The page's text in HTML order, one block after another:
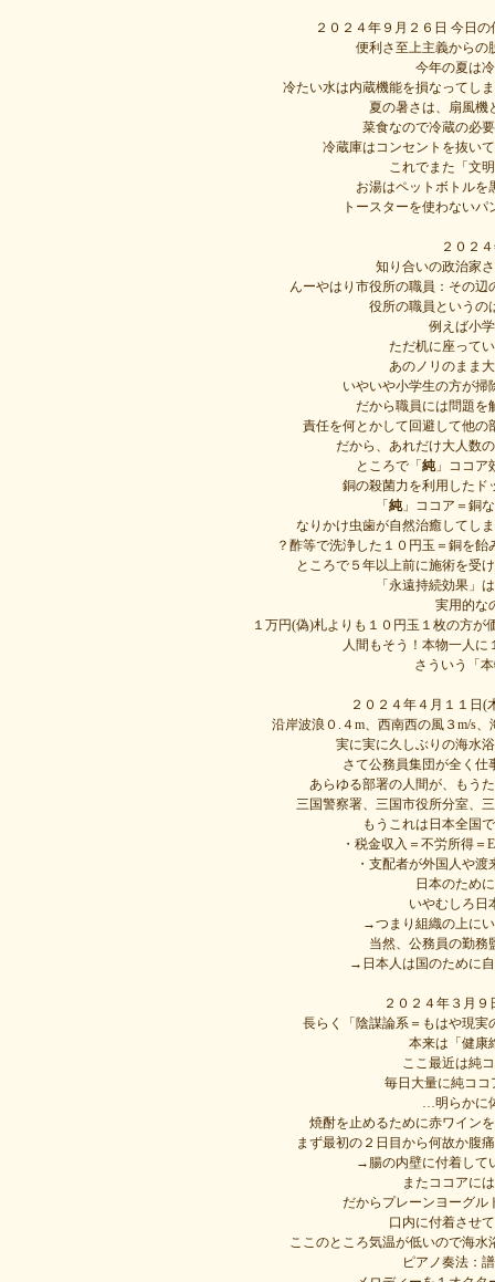
２０２４年９月２６日 今日
便利さ至上主義からの
今年の夏は
冷たい水は内蔵機能を損なってし
夏の暑さは、扇風機
菜食なので冷蔵の必
冷蔵庫はコンセントを抜い
これでまた「文
お湯はペットボトルを
トースターを使わない
２０２
知り合いの政治家
んーやはり市役所の職員：その
役所の職員というの
例えば小
ただ机に座って
あのノリのまま
いやいや小学生の方が掃
だから職員には問題を
責任を何とかして回避して他の
だから、あれだけ大人数
ところで「 純」ココア
銅の殺菌力を利用したド
「 純」ココア＝銅
なりかけ虫歯が自然治癒してし
？酢等で洗浄した１０円玉＝銅を
ところで５年以上前に施術を受
「永遠持続効果」
実用的な
１万円(偽)札よりも１０円玉１枚の方
人間もそう！本物一人
さういう「
２０２４年４月１１日(
沿岸波浪０.４m、西南西の風３m/s
実に実に久しぶりの海水
さて公務員集団が全く
あらゆる部署の人間が、もう
三国警察署、三国市役所分室、
もうこれは日本全国
・税金収入＝不労所得＝
・支配者が外国人や
日本のため
いやむしろ日
→つまり組織の上に
当然、公務員の勤務
→日本人は国のために
２０２４年３月
長らく「陰謀論系＝もはや現実
本来は「健康
ここ最近は純
毎日大量に純コ
…明らかに
焼酎を止めるために赤ワイン
まず最初の２日目から何故か腹
→腸の内壁に付着して
またココアに
だからプレーンヨーグル
口内に付着させ
ここのところ気温が低いので海
ピアノ奏法：